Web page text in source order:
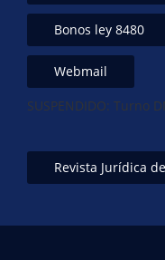
Bonos ley 8480
Webmail
SUSPENDIDO: Turno
Revista Jurídica